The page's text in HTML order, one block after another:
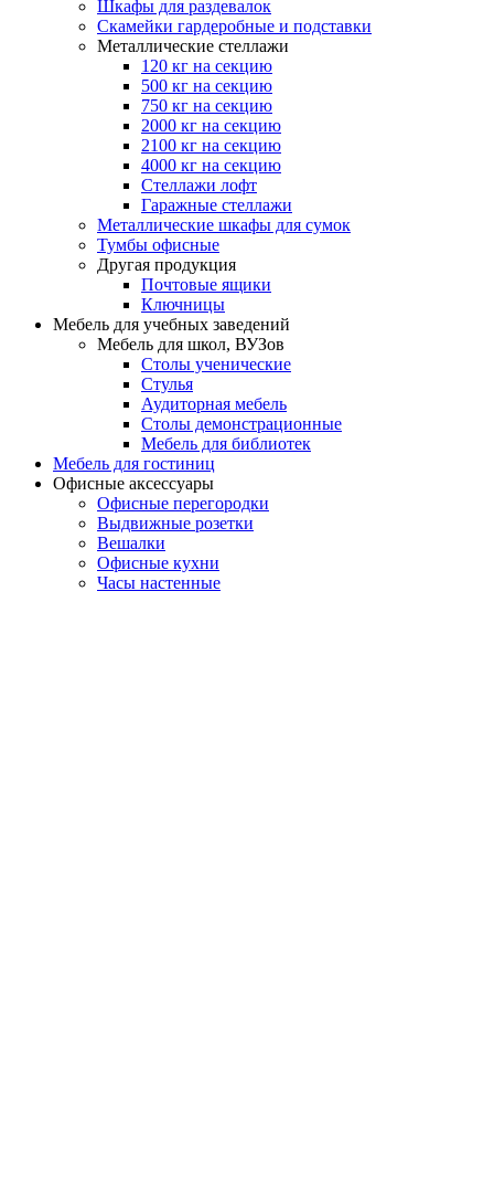
Шкафы для раздевалок
Скамейки гардеробные и подставки
Металлические стеллажи
120 кг на секцию
500 кг на секцию
750 кг на секцию
2000 кг на секцию
2100 кг на секцию
4000 кг на секцию
Стеллажи лофт
Гаражные стеллажи
Металлические шкафы для сумок
Тумбы офисные
Другая продукция
Почтовые ящики
Ключницы
Мебель для учебных заведений
Мебель для школ, ВУЗов
Столы ученические
Стулья
Аудиторная мебель
Столы демонстрационные
Мебель для библиотек
Мебель для гостиниц
Офисные аксессуары
Офисные перегородки
Выдвижные розетки
Вешалки
Офисные кухни
Часы настенные